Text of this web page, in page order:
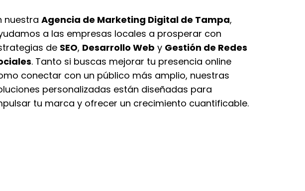
nuestra Agencia de Marketing Digital de Tampa,
a las empresas locales a prosperar con
de SEO, Desarrollo Web y Gestión de Redes
. Tanto si buscas mejorar tu presencia online
conectar con un público más amplio, nuestras
personalizadas están diseñadas para
tu marca y ofrecer un crecimiento cuantificable.